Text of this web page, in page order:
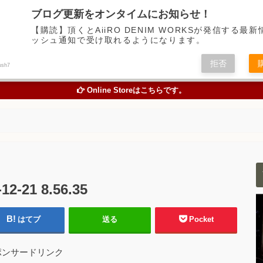
お買い物
ONLINE STORE
色
STUDY
Online Storeはこちらです。
21 8.56.35
はてブ 送る Pocket
サードリンク
ブログ更新をオンタイムにお知らせ！
【購読】頂くとAiiRO DENIM WORKSが発信する最新
ッシュ通知で受け取れるようになります。
拒否